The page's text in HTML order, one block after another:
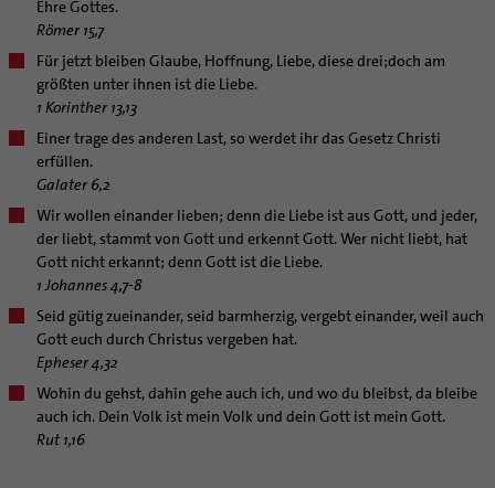
Hospiz
Internet- und Telefon
Krankenhaus
Künstler
Glaubenswege
Ehe - Familie - Geschlechtergerechtigkeit
Kategoriale und Diakonale Seelsorge
Polizei- und Feuerwehr
Schule
Gefängnisseelsorge
Kirchenmusiker:in
Religionslehrer:in
Freiwilligendienst
Soziale Berufe in der Caritas
Beratungsstellen
Caritas
Bischöfliche Stiftung Gemeinsam für das Leben
Veranstaltungen
Schulpastoral
Hochschulpastoral
Religionsunterricht
Service
Stellenanzeigen
Dombibliothek
Bistumsarchiv
Projekte
Bestände
Buchreihen
Gemeindeservice
Verein für Geschichte und Kunst im Bistum Hildesheim
Dombibliothek Hildesheim
Bundeskonferenz der kirchlichen Archive in Deutschland
Katholische Akademie des Bistums Hildesheim
Stärkung der Demokratie | Einsatz gegen Diskriminierung
LÜCHTENHOF
Familienbildungsstätten
Katholische Erwachsenenbildung
Interreligiöser Dialog
Weltkirche
Bolivienpartnerschaft
Projektförderung
Internationale Freiwilligendienste
Aus dem Bistum in die Welt
Infobrief Weltkirche
missio-Regionalstelle
Bolivienpartnerschaft
Bolivienkommission
Café Bolivia
Beratung Direktpartnerschaften
Finanzielle Förderung der Bolivienpartnerschaft
Ökologische Fonds
Politische Lobbyarbeit
Bolivienpartnerschaft Bistum Trier
Bolivienreise mit Bischof Heiner
Bolivientag 2026
Internationale Freiwilligendienste
Aktuelles
Rückkehrenden-Engagement (ehemalige Freiwillige)
Outgoing
Incoming
Taizé-Fahrt Herbst 2026
Katholische Büros
Schöpfungsgerecht 2035
Wir machen Kirche - schöpfungsgerecht
Biologische Vielfalt
Engagiert in der Gesellschaft
Fördermittel finden
Mobilität
Ökotheologie
Schöpfungsspiritualität
Angebote
Abenteuer Glaube
Unterstützung für Pfarreien und Einrichtungen
Prävention
Fortbildungen
Stellenangebote
Liturgie und Kirchenmusik
Lokale Kirchenentwicklung
#diegruenegemeinde
Internationale Freiwilligendienste
Netzwerk ChancenGleich
Büchereien
Medienstelle
Newsletter
Materialien
Aktuelles
Altersvorsorge und Ruhestand
Arbeitshilfen
Bistumsatlas
Beruf und Familie
KODA
Direktorium
Mitarbeitervertretung
Institutionelles Schutzkonzept
Kirchlicher Anzeiger
Kirchliches Arbeitsrecht
Schematismus
Ehre Gottes.
Römer 15,7
Für jetzt bleiben Glaube, Hoffnung, Liebe, diese drei;doch am
größten unter ihnen ist die Liebe.
1 Korinther 13,13
Einer trage des anderen Last, so werdet ihr das Gesetz Christi
erfüllen.
Galater 6,2
Wir wollen einander lieben; denn die Liebe ist aus Gott, und jeder,
der liebt, stammt von Gott und erkennt Gott. Wer nicht liebt, hat
Gott nicht erkannt; denn Gott ist die Liebe.
1 Johannes 4,7-8
Seid gütig zueinander, seid barmherzig, vergebt einander, weil auch
Gott euch durch Christus vergeben hat.
Epheser 4,32
Wohin du gehst, dahin gehe auch ich, und wo du bleibst, da bleibe
auch ich. Dein Volk ist mein Volk und dein Gott ist mein Gott.
Rut 1,16